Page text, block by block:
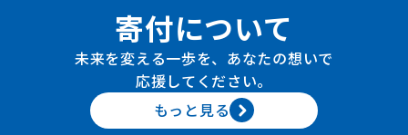
寄付について
未来を変える一歩を、あなたの想いで
応援してください。
もっと見る